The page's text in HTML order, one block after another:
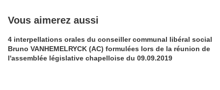
Vous aimerez aussi
4 interpellations orales du conseiller communal libéral social
Bruno VANHEMELRYCK (AC) formulées lors de la réunion de
l'assemblée législative chapelloise du 09.09.2019